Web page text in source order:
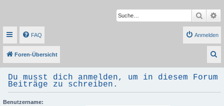
Suche
FAQ Anmelden
Foren-Übersicht
Du musst dich anmelden, um in diesem Forum
Beiträge zu schreiben.
Benutzername: